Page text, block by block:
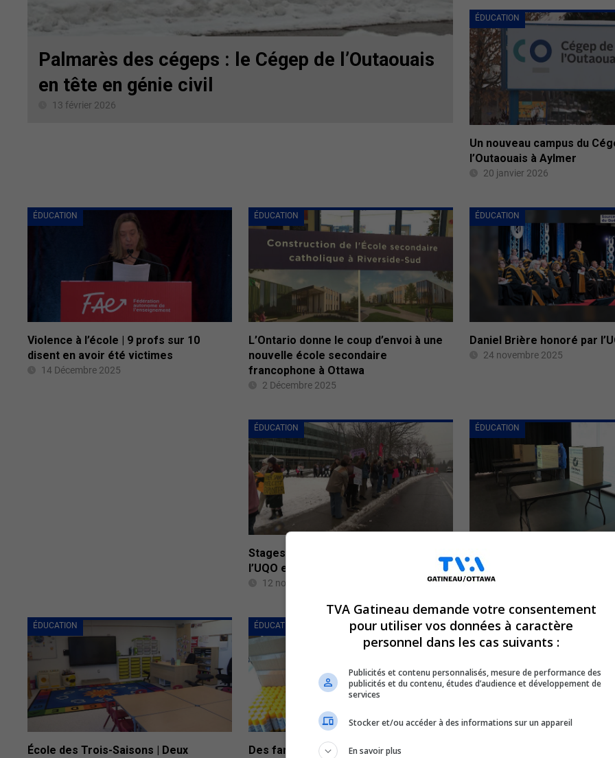
Palmarès des cégeps : le Cégep de l’Outaouais
en tête en génie civil
13 février 2026
ÉDUCATION
Un nouveau campus du
l’Outaouais à Aylmer
20 janvier 2026
ÉDUCATION
Violence à l’école | 9 profs sur 10
disent en avoir été victimes
14 Décembre 2025
ÉDUCATION
L’Ontario donne le coup d’envoi à une
nouvelle école secondaire
francophone à Ottawa
2 Décembre 2025
ÉDUCATION
Daniel Brière honoré par
24 novembre 2025
ÉDUCATION
Stages rémunérés : les étudiants de
l’UQO en grève générale
12 novembre 2025
ÉDUCATION
28 octobre 2025
ÉDUCATION
École des Trois-Saisons | Deux
ÉDUCATION
Des familles incapables de payer les
ÉDUCATION
TVA Gatineau demande votre consentement
pour utiliser vos données à caractère
personnel dans les cas suivants :
Publicités et contenu personnalisés, mesure de performance des
publicités et du contenu, études d’audience et développement de
services
Stocker et/ou accéder à des informations sur un appareil
En savoir plus